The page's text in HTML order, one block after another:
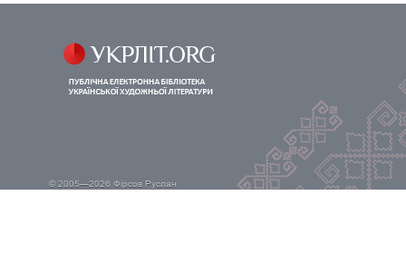
© 2005—2026 Фірсов Руслан